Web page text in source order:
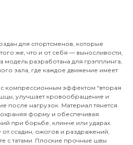
для спортсменов, которые
же, что и от себя — выносливости,
модель разработана для грэпплинга,
зала, где каждое движение имеет
компрессионным эффектом “вторая
улучшает кровообращение и
после нагрузок. Материал тянется
форму и обеспечивая
при борьбе, клинче или ударах.
ссадин, ожогов и раздражений,
с татами. Плоские прочные швы